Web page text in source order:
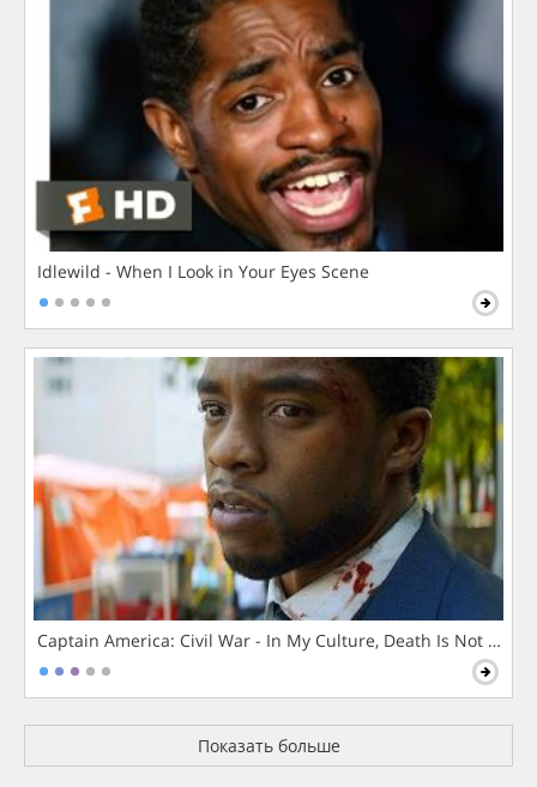
Idlewild - When I Look in Your Eyes Scene
Captain America: Civil War - In My Culture, Death Is Not The
Показать больше